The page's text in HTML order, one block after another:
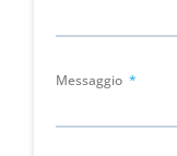
Messaggio